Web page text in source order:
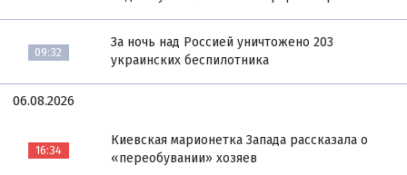
09:32
За ночь над Россией уничтожено 203
украинских беспилотника
06.08.2026
16:34
Киевская марионетка Запада рассказала о
«переобувании» хозяев